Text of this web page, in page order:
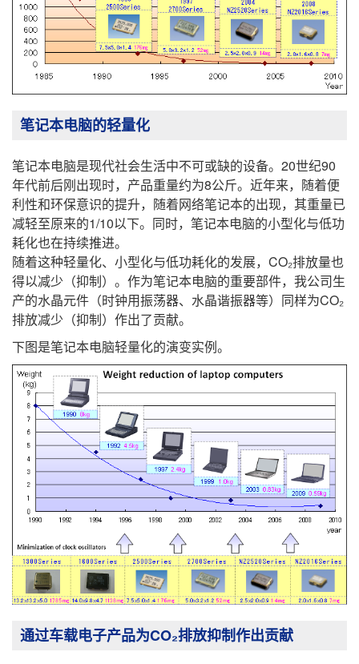
笔记本电脑的轻量化
笔记本电脑是现代社会生活中不可或缺的设备。20世纪90
年代前后刚出现时，产品重量约为8公斤。近年来，随着便
利性和环保意识的提升，随着网络笔记本的出现，其重量已
减轻至原来的1/10以下。同时，笔记本电脑的小型化与低功
耗化也在持续推进。
随着这种轻量化、小型化与低功耗化的发展，CO₂排放量也
得以减少（抑制）。作为笔记本电脑的重要部件，我公司生
产的水晶元件（时钟用振荡器、水晶谐振器等）同样为CO₂
排放减少（抑制）作出了贡献。
下图是笔记本电脑轻量化的演变实例。
通过车载电子产品为CO₂排放抑制作出贡献